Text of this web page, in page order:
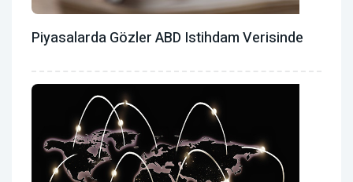
Piyasalarda Gözler ABD Istihdam Verisinde